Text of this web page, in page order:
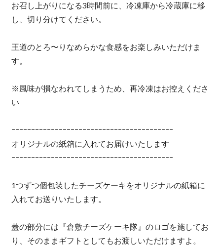
お召し上がりになる3時間前に、冷凍庫から冷蔵庫に移
し、切り分けてください。
王道のとろ〜りなめらかな食感をお楽しみいただけま
す。
※風味が損なわれてしまうため、再冷凍はお控えくださ
い
ｰｰｰｰｰｰｰｰｰｰｰｰｰｰｰｰｰｰｰｰｰｰｰｰｰｰｰｰｰｰｰｰｰｰｰｰｰｰｰｰｰ
オリジナルの紙箱に入れてお届けいたします
ｰｰｰｰｰｰｰｰｰｰｰｰｰｰｰｰｰｰｰｰｰｰｰｰｰｰｰｰｰｰｰｰｰｰｰｰｰｰｰｰｰ
1つずつ個包装したチーズケーキをオリジナルの紙箱に
入れてお送りいたします。
蓋の部分には『倉敷チーズケーキ隊』のロゴを施してお
り、そのままギフトとしてもお渡しいただけますよ。